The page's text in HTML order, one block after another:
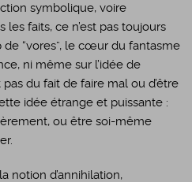
symbolique, voire
les faits, ce n’est pas toujours
de “vores”, le cœur du fantasme
ni même sur l’idée de
du fait de faire mal ou d’être
idée étrange et puissante :
ou être soi-même
notion d’annihilation,